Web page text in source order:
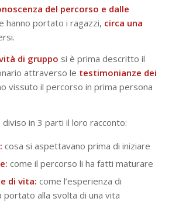
del percorso e dalle
hanno portato i ragazzi, circa una
di gruppo si è prima descritto il
attraverso le testimonianze dei
vissuto il percorso in prima persona
diviso in 3 parti il loro racconto:
cosa si aspettavano prima di iniziare
come il percorso li ha fatti maturare
di vita: come l’esperienza di
portato alla svolta di una vita